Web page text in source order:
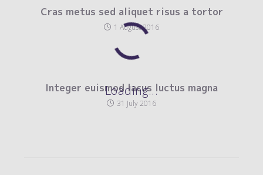
Loading...
Cras metus sed aliquet risus a tortor
1 August 2016
Integer euismod lacus luctus magna
31 July 2016